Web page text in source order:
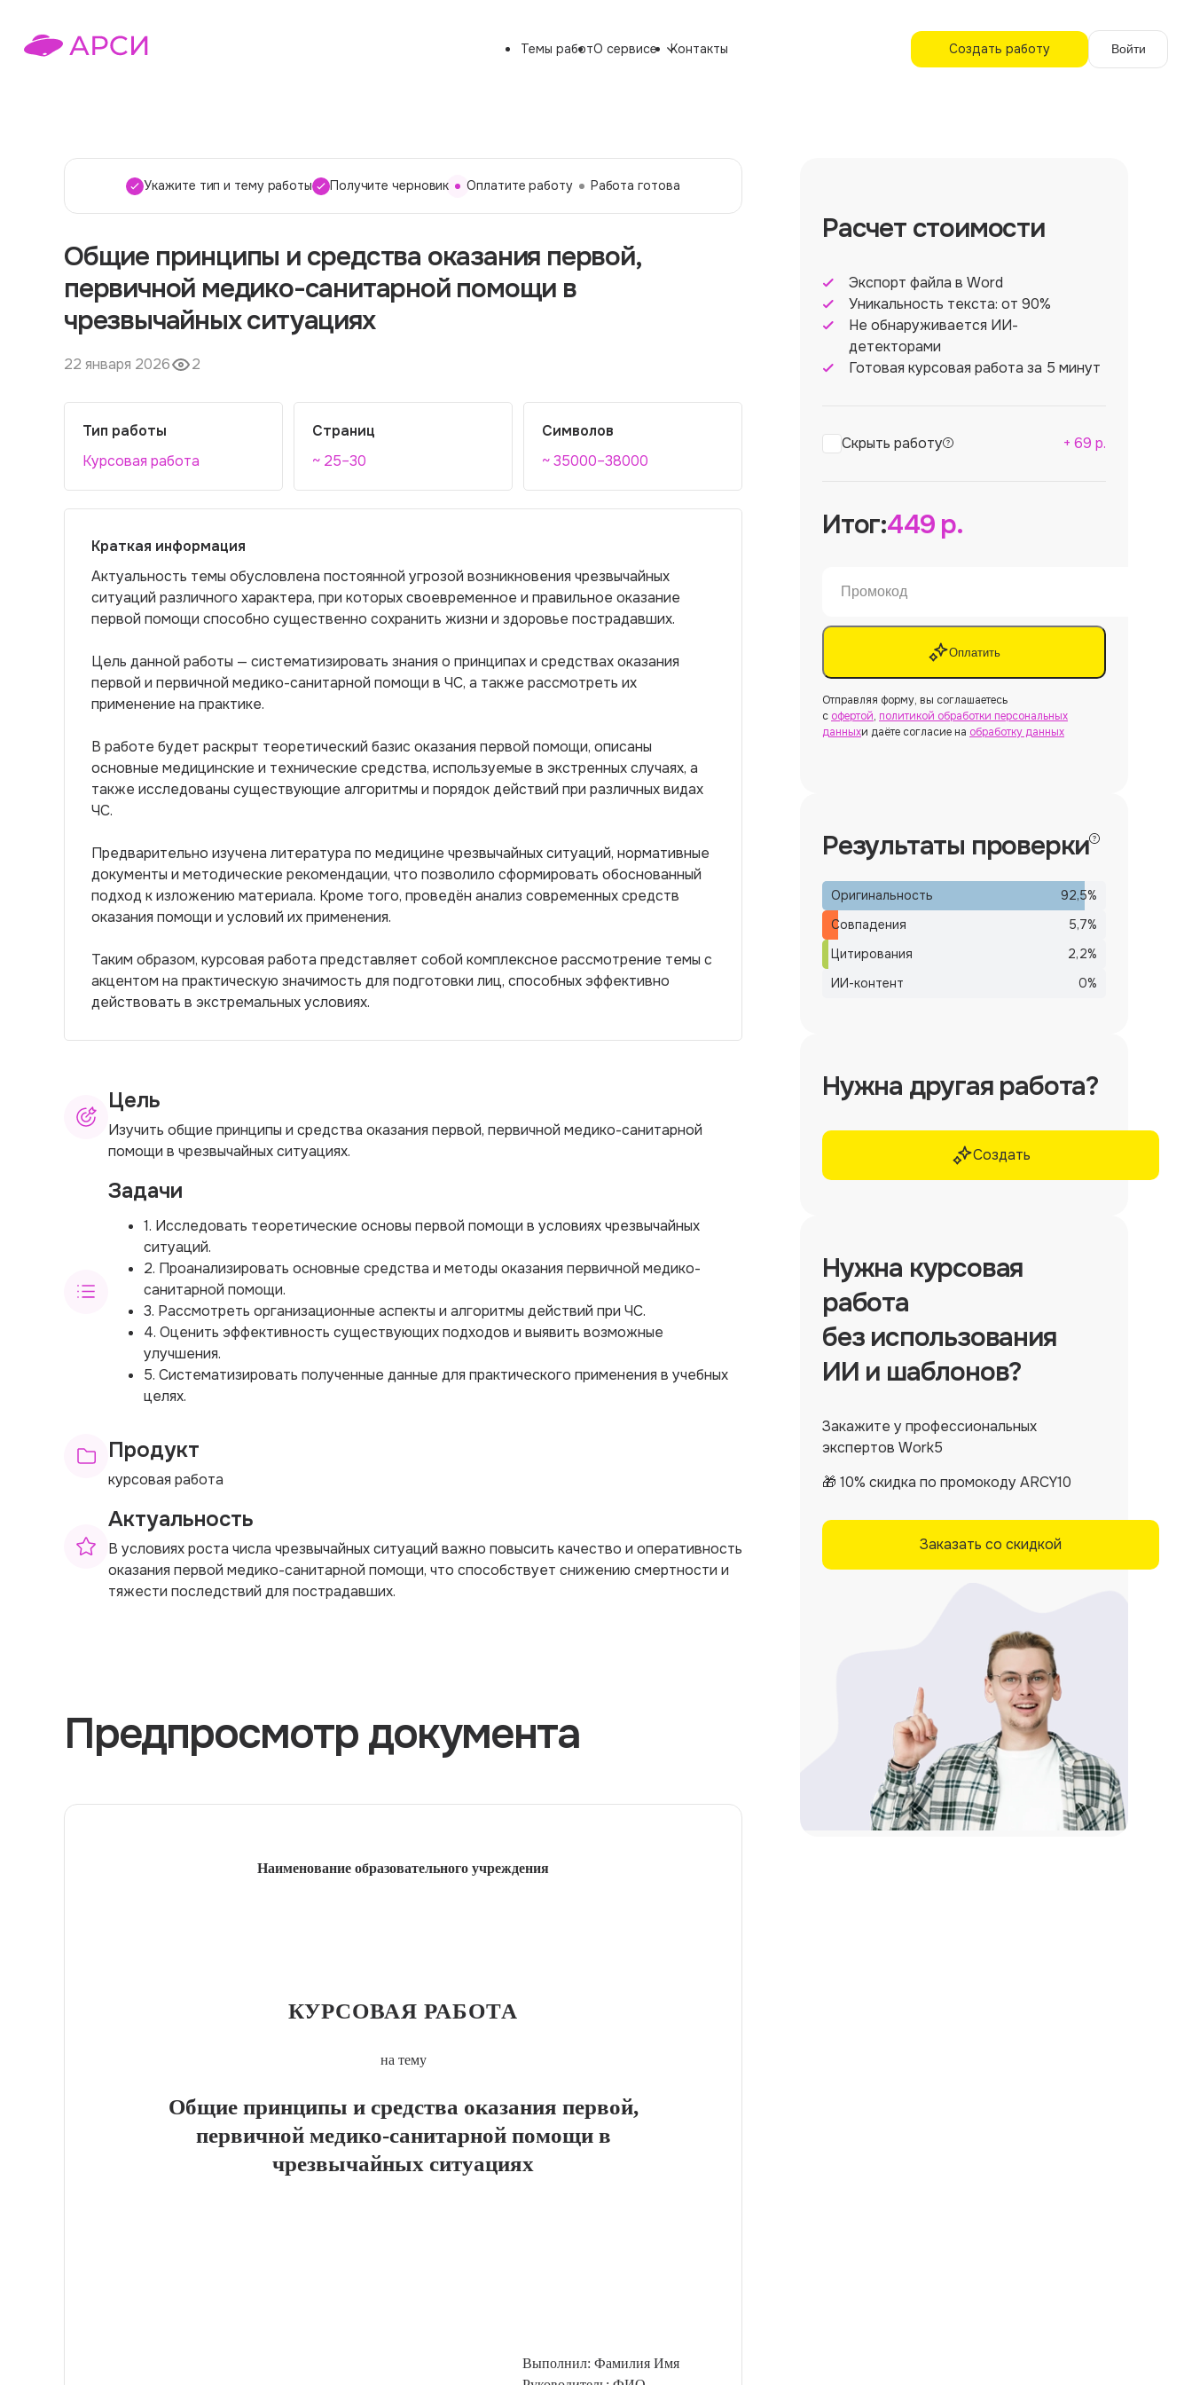
Темы работО сервисе Контакты Создать работу Войти
Укажите тип и тему работы Получите черновик Оплатите работу Работа готова
Общие принципы и средства оказания первой,
первичной медико-санитарной помощи в
чрезвычайных ситуациях
22 января 2026 2
Тип работы
Курсовая работа
Страниц
~ 25–30
Символов
~ 35000–38000
Краткая информация
Актуальность темы обусловлена постоянной угрозой возникновения чрезвычайных
ситуаций различного характера, при которых своевременное и правильное оказание
первой помощи способно существенно сохранить жизни и здоровье пострадавших.
Цель данной работы — систематизировать знания о принципах и средствах оказания
первой и первичной медико-санитарной помощи в ЧС, а также рассмотреть их
применение на практике.
В работе будет раскрыт теоретический базис оказания первой помощи, описаны
основные медицинские и технические средства, используемые в экстренных случаях, а
также исследованы существующие алгоритмы и порядок действий при различных видах
ЧС.
Предварительно изучена литература по медицине чрезвычайных ситуаций, нормативные
документы и методические рекомендации, что позволило сформировать обоснованный
подход к изложению материала. Кроме того, проведён анализ современных средств
оказания помощи и условий их применения.
Таким образом, курсовая работа представляет собой комплексное рассмотрение темы с
акцентом на практическую значимость для подготовки лиц, способных эффективно
действовать в экстремальных условиях.
Цель
Изучить общие принципы и средства оказания первой, первичной медико-санитарной
помощи в чрезвычайных ситуациях.
Задачи
1. Исследовать теоретические основы первой помощи в условиях чрезвычайных
ситуаций.
2. Проанализировать основные средства и методы оказания первичной медико-
санитарной помощи.
3. Рассмотреть организационные аспекты и алгоритмы действий при ЧС.
4. Оценить эффективность существующих подходов и выявить возможные
улучшения.
5. Систематизировать полученные данные для практического применения в учебных
целях.
Продукт
курсовая работа
Актуальность
В условиях роста числа чрезвычайных ситуаций важно повысить качество и оперативность
оказания первой медико-санитарной помощи, что способствует снижению смертности и
тяжести последствий для пострадавших.
Предпросмотр документа
Наименование образовательного учреждения
КУРСОВАЯ РАБОТА
на тему
Общие принципы и средства оказания первой,
первичной медико-санитарной помощи в
чрезвычайных ситуациях
Выполнил: Фамилия Имя
Расчет стоимости
Экспорт файла в Word
Уникальность текста: от 90%
Не обнаруживается ИИ-
детекторами
Готовая курсовая работа за 5 минут
Скрыть работу + 69 р.
Итог:449р.
Оплатить
Отправляя форму, вы соглашаетесь
с офертой, политикой обработки персональных
данныхи даёте согласие на обработку данных
Результаты проверки
Оригинальность 92,5%
Совпадения
5,7%
Цитирования
2,2%
ИИ-контент
0%
Нужна другая работа?
Создать
Нужна курсовая
работа
без использования
ИИ и шаблонов?
Закажите у профессиональных
экспертов Work5
🎁 10% скидка по промокоду ARCY10
Заказать со скидкой